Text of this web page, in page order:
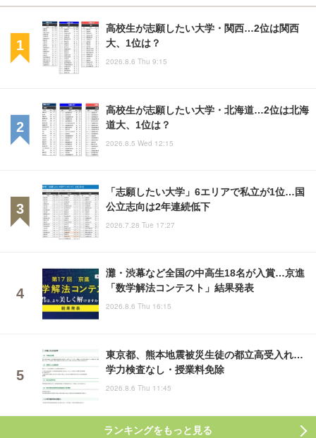
高校生が志願したい大学・関西…2位は関西
大、1位は？
2026.8.6 Thu 9:15
高校生が志願したい大学・北海道…2位は北海
道大、1位は？
2026.8.5 Wed 12:15
「志願したい大学」6エリアで私立が1位…国
公立志向は2年連続低下
2026.7.28 Tue 17:27
灘・渋幕など全国の中高生18名が入賞…京進
「数学解法コンテスト」結果発表
2026.8.6 Thu 16:15
東京都、熊本地震被災生徒の都立高受入れ…
学力検査なし・授業料免除
2026.8.6 Thu 11:45
ランキングをもっと見る